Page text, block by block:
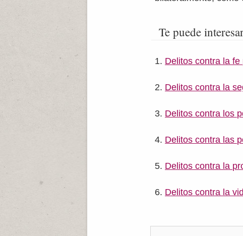
Te puede
Delitos contra la fe
Delitos contra la
Delitos contra los
Delitos contra las
Delitos contra la
Delitos contra la